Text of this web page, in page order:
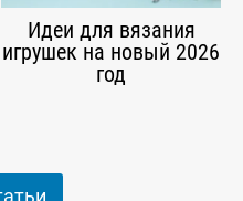
Идеи для вязания
игрушек на новый 2026
год